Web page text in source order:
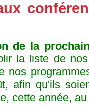
de la
la liste de
nos
afin qu'ils
cette année,